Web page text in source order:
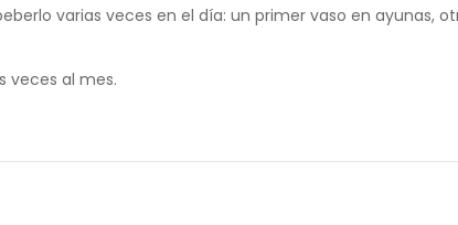
varias veces en el día: un primer vaso en ayunas,
veces al mes.